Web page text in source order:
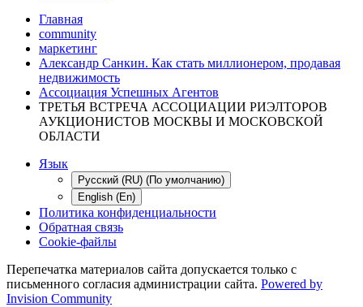
Главная
community
маркетинг
Александр Санкин. Как стать миллионером, продавая
недвижимость
Ассоциация Успешных Агентов
ТРЕТЬЯ ВСТРЕЧА АССОЦИАЦИИ РИЭЛТОРОВ
АУКЦИОНИСТОВ МОСКВЫ И МОСКОВСКОЙ
ОБЛАСТИ
Язык
Русский (RU) (По умолчанию)
English (En)
Политика конфиденциальности
Обратная связь
Cookie-файлы
Перепечатка материалов сайта допускается только с
письменного согласия администрации сайта. Powered by
Invision Community